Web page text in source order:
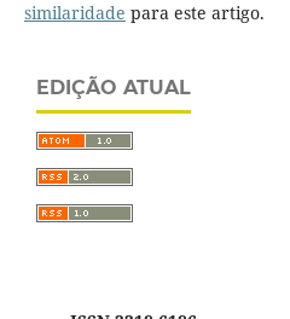
similaridade para este artigo.
EDIÇÃO ATUAL